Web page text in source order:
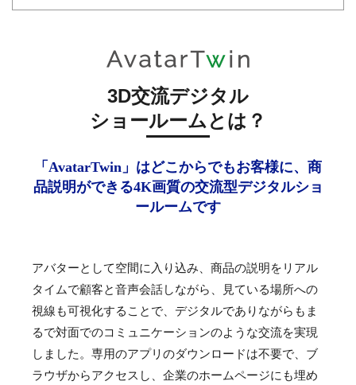
3D交流デジタル
ショールームとは？
「AvatarTwin」はどこからでもお客様に、商
品説明ができる4K画質の交流型デジタルショ
ールームです
アバターとして空間に入り込み、商品の説明をリアル
タイムで顧客と音声会話しながら、見ている場所への
視線も可視化することで、デジタルでありながらもま
るで対面でのコミュニケーションのような交流を実現
しました。専用のアプリのダウンロードは不要で、ブ
ラウザからアクセスし、企業のホームページにも埋め